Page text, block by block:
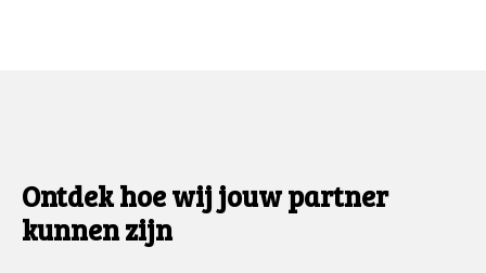
Ontdek hoe wij jouw partner
kunnen zijn